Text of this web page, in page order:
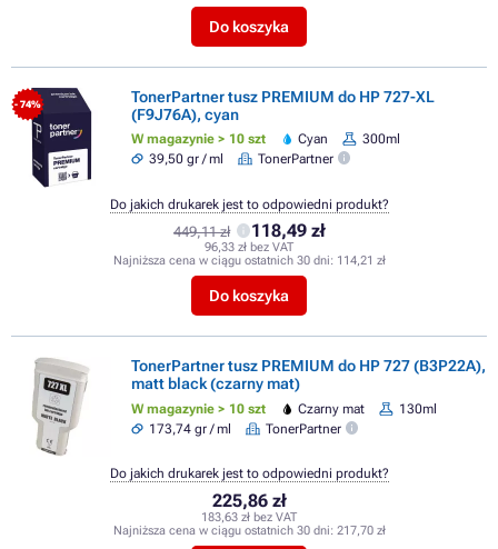
Do koszyka
- 74%
TonerPartner tusz PREMIUM do HP 727-XL
(F9J76A), cyan
W magazynie > 10 szt Cyan
300ml
39,50 gr / ml
TonerPartner
449,11 zł 118,49 zł
96,33 zł bez VAT
Najniższa cena w ciągu ostatnich 30 dni: 114,21 zł
Do koszyka
Do jakich drukarek jest to odpowiedni produkt?
TonerPartner tusz PREMIUM do HP 727 (B3P22A),
matt black (czarny mat)
W magazynie > 10 szt Czarny mat
130ml
173,74 gr / ml
TonerPartner
225,86 zł
183,63 zł bez VAT
Najniższa cena w ciągu ostatnich 30 dni: 217,70 zł
Do jakich drukarek jest to odpowiedni produkt?